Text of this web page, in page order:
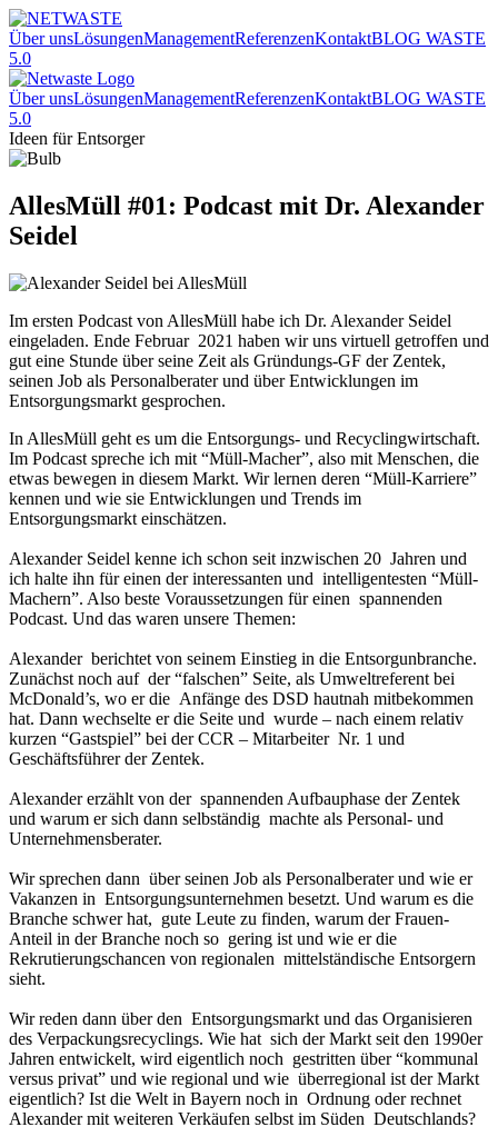
Über unsLösungenManagementReferenzenKontaktBLOG WASTE
5.0
Über unsLösungenManagementReferenzenKontaktBLOG WASTE
5.0
Ideen für Entsorger
AllesMüll #01: Podcast mit Dr. Alexander
Seidel
Im ersten Podcast von AllesMüll habe ich Dr. Alexander Seidel
eingeladen. Ende Februar 2021 haben wir uns virtuell getroffen und
gut eine Stunde über seine Zeit als Gründungs-GF der Zentek,
seinen Job als Personalberater und über Entwicklungen im
Entsorgungsmarkt gesprochen.
In AllesMüll geht es um die Entsorgungs- und Recyclingwirtschaft.
Im Podcast spreche ich mit “Müll-Macher”, also mit Menschen, die
etwas bewegen in diesem Markt. Wir lernen deren “Müll-Karriere”
kennen und wie sie Entwicklungen und Trends im
Entsorgungsmarkt einschätzen.
Alexander Seidel kenne ich schon seit inzwischen 20 Jahren und
ich halte ihn für einen der interessanten und intelligentesten “Müll-
Machern”. Also beste Voraussetzungen für einen spannenden
Podcast. Und das waren unsere Themen:
Alexander berichtet von seinem Einstieg in die Entsorgunbranche.
Zunächst noch auf der “falschen” Seite, als Umweltreferent bei
McDonald’s, wo er die Anfänge des DSD hautnah mitbekommen
hat. Dann wechselte er die Seite und wurde – nach einem relativ
kurzen “Gastspiel” bei der CCR – Mitarbeiter Nr. 1 und
Geschäftsführer der Zentek.
Alexander erzählt von der spannenden Aufbauphase der Zentek
und warum er sich dann selbständig machte als Personal- und
Unternehmensberater.
Wir sprechen dann über seinen Job als Personalberater und wie er
Vakanzen in Entsorgungsunternehmen besetzt. Und warum es die
Branche schwer hat, gute Leute zu finden, warum der Frauen-
Anteil in der Branche noch so gering ist und wie er die
Rekrutierungschancen von regionalen mittelständische Entsorgern
sieht.
Wir reden dann über den Entsorgungsmarkt und das Organisieren
des Verpackungsrecyclings. Wie hat sich der Markt seit den 1990er
Jahren entwickelt, wird eigentlich noch gestritten über “kommunal
versus privat” und wie regional und wie überregional ist der Markt
eigentlich? Ist die Welt in Bayern noch in Ordnung oder rechnet
Alexander mit weiteren Verkäufen selbst im Süden Deutschlands?